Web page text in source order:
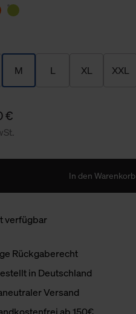
M L XL XXL
€
In den Warenkorb
verfügbar
Rückgaberecht
in Deutschland
Versand